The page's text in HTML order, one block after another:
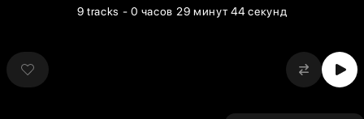
9 tracks - 0 часов 29 минут 44 секунд